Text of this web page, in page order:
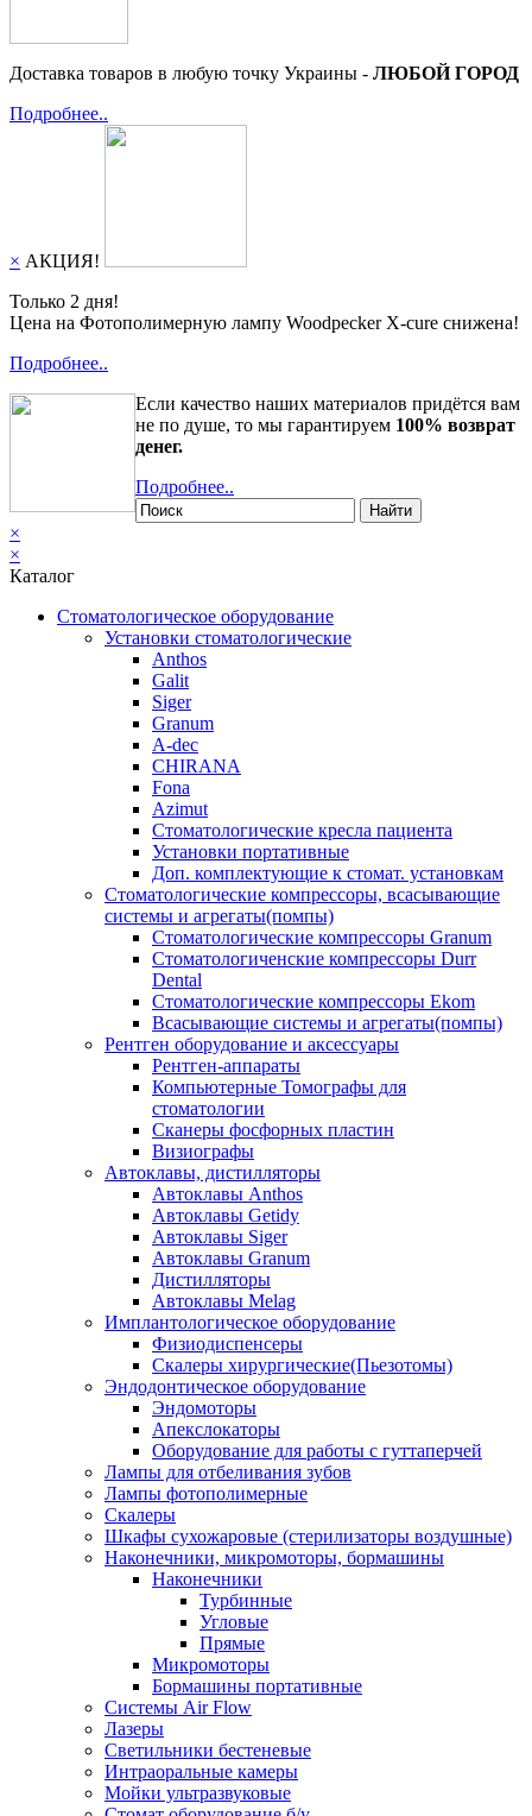
Доставка товаров в любую точку Украины - ЛЮБОЙ ГОРОД
Подробнее..
× АКЦИЯ!
Только 2 дня!
Цена на Фотополимерную лампу Woodpecker X-cure снижена!
Подробнее..
Если качество наших материалов придётся вам
не по душе, то мы гарантируем 100% возврат
денег.
Подробнее..
Найти
×
×
Каталог
Стоматологическое оборудование
Установки стоматологические
Anthos
Galit
Siger
Granum
A-dec
CHIRANA
Fona
Azimut
Стоматологические кресла пациента
Установки портативные
Доп. комплектующие к стомат. установкам
Стоматологические компрессоры, всасывающие
системы и агрегаты(помпы)
Стоматологические компрессоры Granum
Стоматологиченские компрессоры Durr
Dental
Стоматологические компрессоры Ekom
Всасывающие системы и агрегаты(помпы)
Рентген оборудование и аксессуары
Рентген-аппараты
Компьютерные Томографы для
стоматологии
Сканеры фосфорных пластин
Визиографы
Автоклавы, дистилляторы
Автоклавы Anthos
Автоклавы Getidy
Автоклавы Siger
Автоклавы Granum
Дистилляторы
Автоклавы Melag
Имплантологическое оборудование
Физиодиспенсеры
Скалеры хирургические(Пьезотомы)
Эндодонтическое оборудование
Эндомоторы
Апекслокаторы
Оборудование для работы с гуттаперчей
Лампы для отбеливания зубов
Лампы фотополимерные
Скалеры
Шкафы сухожаровые (стерилизаторы воздушные)
Наконечники, микромоторы, бормашины
Наконечники
Турбинные
Угловые
Прямые
Микромоторы
Бормашины портативные
Системы Air Flow
Лазеры
Светильники бестеневые
Интраоральные камеры
Мойки ультразвуковые